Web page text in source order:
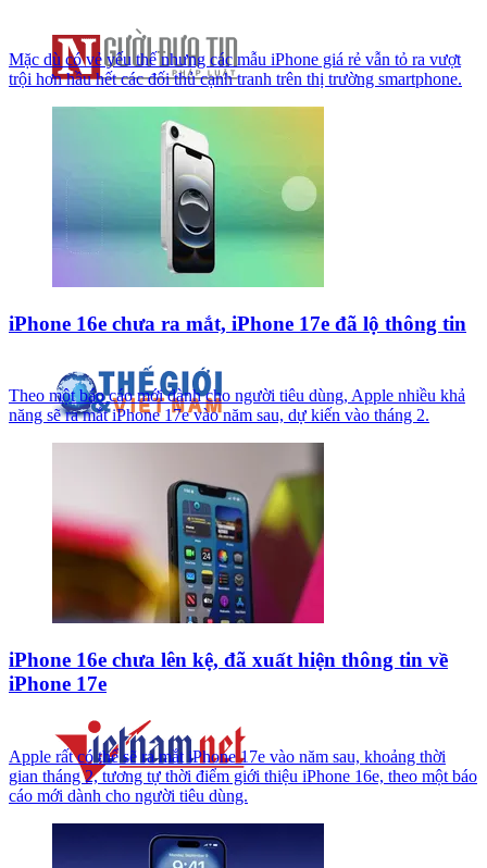
Mặc dù có vẻ yếu thế nhưng các mẫu iPhone giá rẻ vẫn tỏ ra vượt
trội hơn hầu hết các đối thủ cạnh tranh trên thị trường smartphone.
iPhone 16e chưa ra mắt, iPhone 17e đã lộ thông tin
Theo một báo cáo mới dành cho người tiêu dùng, Apple nhiều khả
năng sẽ ra mắt iPhone 17e vào năm sau, dự kiến vào tháng 2.
iPhone 16e chưa lên kệ, đã xuất hiện thông tin về
iPhone 17e
Apple rất có thể sẽ ra mắt iPhone 17e vào năm sau, khoảng thời
gian tháng 2, tương tự thời điểm giới thiệu iPhone 16e, theo một báo
cáo mới dành cho người tiêu dùng.